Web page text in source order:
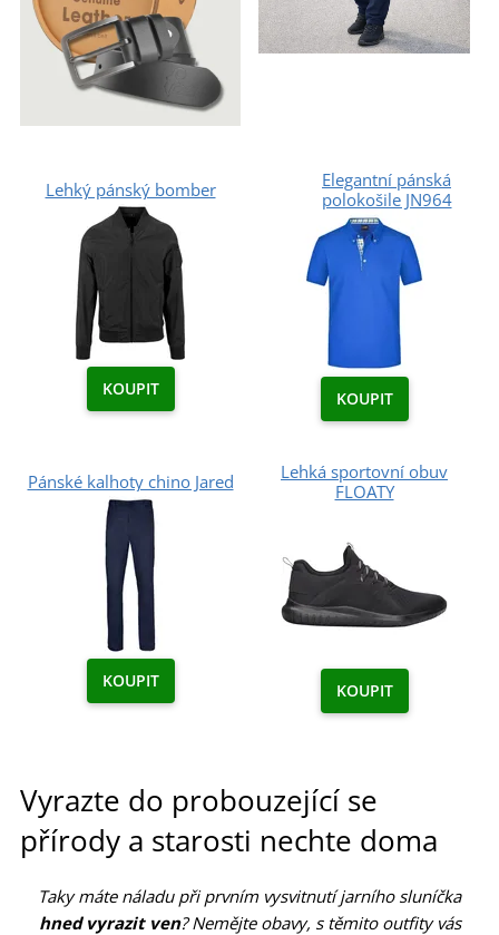
Lehký pánský bomber
KOUPIT
Elegantní pánská
polokošile JN964
KOUPIT
Pánské kalhoty chino Jared
KOUPIT
Lehká sportovní obuv
FLOATY
KOUPIT
Vyrazte do probouzející se
přírody a starosti nechte doma
Taky máte náladu při prvním vysvitnutí jarního sluníčka
hned vyrazit ven? Nemějte obavy, s těmito outfity vás